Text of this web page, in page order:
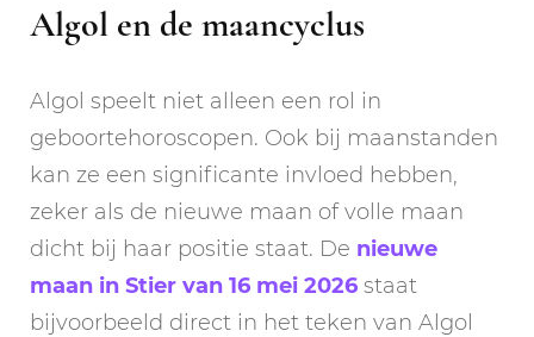
Algol en de maancyclus
Algol speelt niet alleen een rol in
geboortehoroscopen. Ook bij maanstanden
kan ze een significante invloed hebben,
zeker als de nieuwe maan of volle maan
dicht bij haar positie staat. De nieuwe
maan in Stier van 16 mei 2026 staat
bijvoorbeeld direct in het teken van Algol